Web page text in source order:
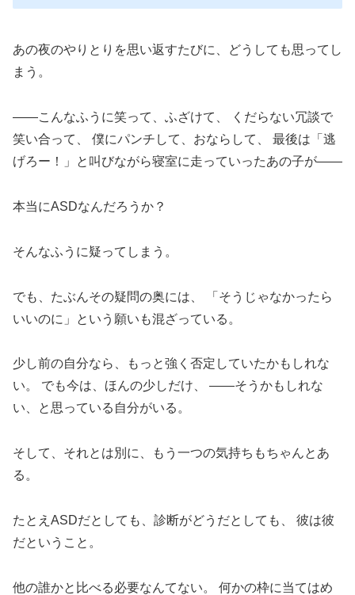
あの夜のやりとりを思い返すたびに、どうしても思ってし
まう。
——こんなふうに笑って、ふざけて、 くだらない冗談で
笑い合って、 僕にパンチして、おならして、 最後は「逃
げろー！」と叫びながら寝室に走っていったあの子が——
本当にASDなんだろうか？
そんなふうに疑ってしまう。
でも、たぶんその疑問の奥には、 「そうじゃなかったら
いいのに」という願いも混ざっている。
少し前の自分なら、もっと強く否定していたかもしれな
い。 でも今は、ほんの少しだけ、 ——そうかもしれな
い、と思っている自分がいる。
そして、それとは別に、もう一つの気持ちもちゃんとあ
る。
たとえASDだとしても、診断がどうだとしても、 彼は彼
だということ。
他の誰かと比べる必要なんてない。 何かの枠に当てはめ